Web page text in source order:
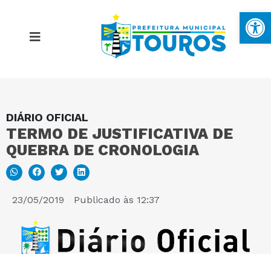
DIÁRIO OFICIAL
TERMO DE JUSTIFICATIVA DE
QUEBRA DE CRONOLOGIA
23/05/2019 Publicado às 12:37
MAPA DO SITE
PORTAL DA TRANSPARÊNCIA
E-SIC
PERGUNTAS FREQUENTES